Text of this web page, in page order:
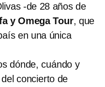
-de 28 años de
y Omega Tour, que
en una única
dónde, cuándo y
concierto de